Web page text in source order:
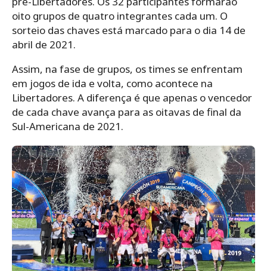
oito grupos de quatro integrantes cada um. O
sorteio das chaves está marcado para o dia 14 de
abril de 2021.
Assim, na fase de grupos, os times se enfrentam
em jogos de ida e volta, como acontece na
Libertadores. A diferença é que apenas o vencedor
de cada chave avança para as oitavas de final da
Sul-Americana de 2021.